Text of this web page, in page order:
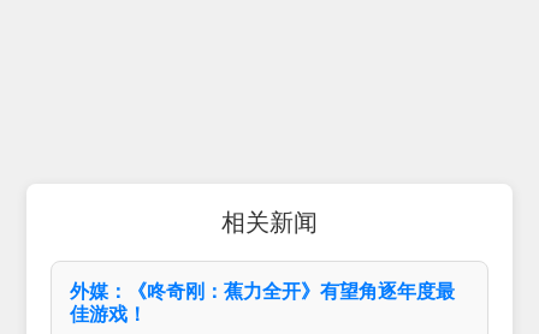
相关新闻
外媒：《咚奇刚：蕉力全开》有望角逐年度最
佳游戏！